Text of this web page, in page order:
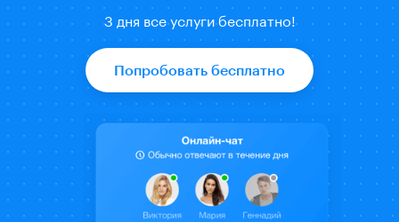
3 дня все услугибесплатно!
Попробовать бесплатно